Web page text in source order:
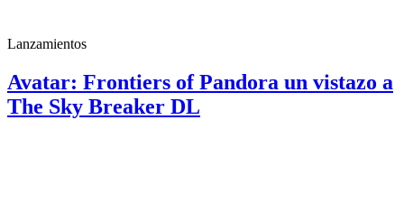
Lanzamientos
Avatar: Frontiers of Pandora un vistazo a
The Sky Breaker DL